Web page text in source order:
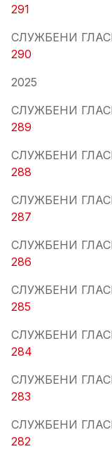
291
СЛУЖБЕНИ
290
2025
СЛУЖБЕНИ
289
СЛУЖБЕНИ
288
СЛУЖБЕНИ
287
СЛУЖБЕНИ
286
СЛУЖБЕНИ
285
СЛУЖБЕНИ
284
СЛУЖБЕНИ
283
СЛУЖБЕНИ
282